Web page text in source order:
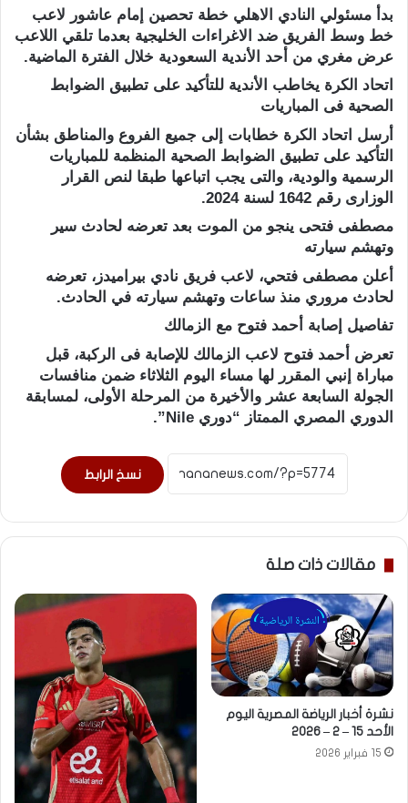
بدأ مسئولي النادي الاهلي خطة تحصين إمام عاشور لاعب
خط وسط الفريق ضد الاغراءات الخليجية بعدما تلقي اللاعب
عرض مغري من أحد الأندية السعودية خلال الفترة الماضية.
اتحاد الكرة يخاطب الأندية للتأكيد على تطبيق الضوابط
الصحية فى المباريات
أرسل اتحاد الكرة خطابات إلى جميع الفروع والمناطق بشأن
التأكيد على تطبيق الضوابط الصحية المنظمة للمباريات
الرسمية والودية، والتى يجب اتباعها طبقا لنص القرار
الوزارى رقم 1642 لسنة 2024.
مصطفى فتحى ينجو من الموت بعد تعرضه لحادث سير
وتهشم سيارته
أعلن مصطفى فتحي، لاعب فريق نادي بيراميدز، تعرضه
لحادث مروري منذ ساعات وتهشم سيارته في الحادث.
تفاصيل إصابة أحمد فتوح مع الزمالك
تعرض أحمد فتوح لاعب الزمالك للإصابة فى الركبة، قبل
مباراة إنبي المقرر لها مساء اليوم الثلاثاء ضمن منافسات
الجولة السابعة عشر والأخيرة من المرحلة الأولى، لمسابقة
الدوري المصري الممتاز “دوري Nile”.
نسخ الرابط
مقالات ذات صلة
نشرة أخبار الرياضة المصرية اليوم
الأحد 15 – 2 – 2026
15 فبراير 2026